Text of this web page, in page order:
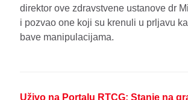
direktor ove zdravstvene ustanove dr
i pozvao one koji su krenuli u prljavu
bave manipulacijama.
Uživo na Portalu RTCG: Stanje na